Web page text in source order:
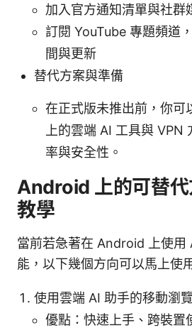
加入官方通知清單與社群
訂閱 YouTube 專題頻道
間與更新
替代方案與準備
在正式版未推出前，你
上的雲端 AI 工具與 VPN
率與安全性。
Android 上的可替
教學
當前若急著在 Android 上使用
能，以下幾個方向可以馬上使
使用雲端 AI 助手的移動瀏
優點：快速上手、跨裝置